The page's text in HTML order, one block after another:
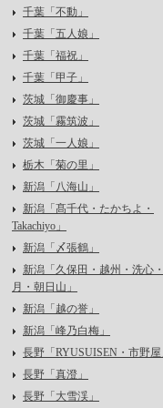
千葉「不動」
千葉「五人娘」
千葉「福祝」
千葉「甲子」
茨城「御慶事」
茨城「霧筑波」
茨城「一人娘」
栃木「菊の里」
新潟「八海山」
新潟「髙千代・たかちよ・
Takachiyo」
新潟「〆張鶴」
新潟「久保田・越州・洗心
月・朝日山」
新潟「越の誉」
新潟「峰乃白梅」
長野「RYUSUISEN・市野屋
長野「真澄」
長野「大雪渓」